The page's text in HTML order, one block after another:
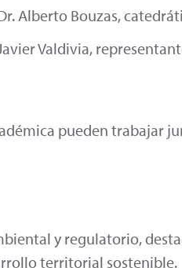
Alberto Bouzas,
Valdivia,
pueden trabajar
y regulatorio,
territorial sostenible.